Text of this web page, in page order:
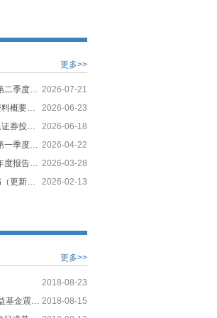
更多>>
2026-07-21
兴业基金管理有限公司旗下基金2026年第二季度报告提示性公告
2026-06-23
兴业致远混合型证券投资基金基金产品资料概要更新
2026-06-18
兴业基金管理有限公司关于旗下公开募集证券投资基金风险评价结果及旗下部分基金风险等级调整的通知
2026-04-22
兴业基金管理有限公司旗下基金2026年第一季度报告提示性公告
2026-03-28
兴业基金管理有限公司旗下基金2025年年度报告提示性公告
2026-02-13
兴业致远混合型证券投资基金招募说明书（更新）（2026年第1号）
更多>>
2018-08-23
2018-08-15
公募基金周度报告:养老目标基金获批,权益基金震荡反弹